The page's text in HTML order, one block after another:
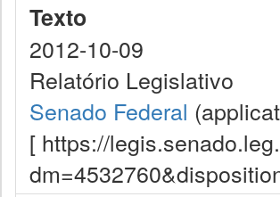
Texto
2012-10-09
Relatório Legislativo
Senado Federal
[ https://